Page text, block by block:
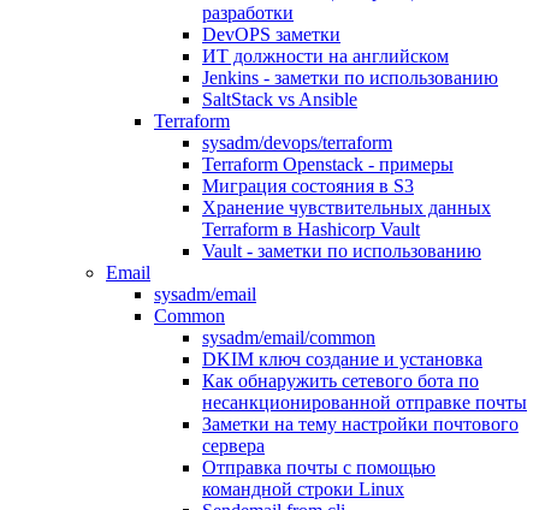
разработки
DevOPS заметки
ИТ должности на английском
Jenkins - заметки по использованию
SaltStack vs Ansible
Terraform
sysadm/devops/terraform
Terraform Openstack - примеры
Миграция состояния в S3
Хранение чувствительных данных
Terraform в Hashicorp Vault
Vault - заметки по использованию
Email
sysadm/email
Common
sysadm/email/common
DKIM ключ создание и установка
Как обнаружить сетевого бота по
несанкционированной отправке почты
Заметки на тему настройки почтового
сервера
Отправка почты с помощью
командной строки Linux